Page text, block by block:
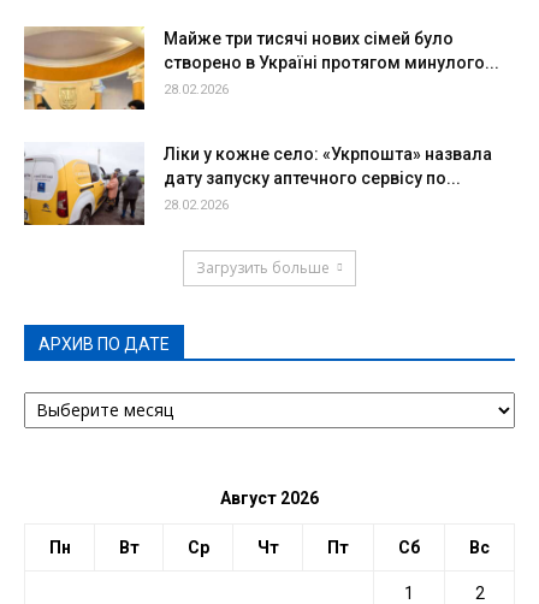
Майже три тисячі нових сімей було
створено в Україні протягом минулого...
28.02.2026
Ліки у кожне село: «Укрпошта» назвала
дату запуску аптечного сервісу по...
28.02.2026
Загрузить больше
АРХИВ ПО ДАТЕ
АРХИВ
ПО
Август 2026
Пн Вт Ср Чт Пт Сб Вс
1 2